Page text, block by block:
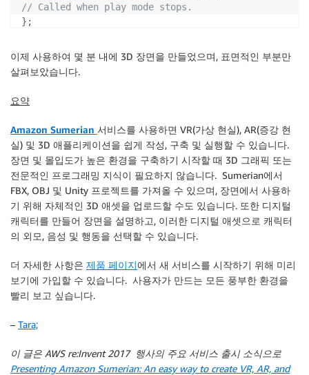
// Called when play mode stops.
} ;
이제 사용하여 몇 분 내에 3D 장면을 만들었으며, 표면적인 부분만
살펴보았습니다.
요약
Amazon Sumerian 서비스를 사용하면 VR(가상 현실), AR(증강 현
실) 및 3D 애플리케이션을 쉽게 작성, 구축 및 실행할 수 있습니다.
장면 및 몰입도가 높은 환경을 구축하기 시작할 때 3D 그래픽 또는
전문적인 프로그래밍 지식이 필요하지 않습니다. Sumerian에서
FBX, OBJ 및 Unity 프로젝트를 가져올 수 있으며, 장면에서 사용하
기 위해 자체적인 3D 애셋을 업로드할 수도 있습니다. 또한 디지털
캐릭터를 만들어 장면을 설명하고, 이러한 디지털 애셋으로 캐릭터
의 외모, 음성 및 행동을 선택할 수 있습니다.
더 자세한 사항은 제품 페이지에서 새 서비스를 시작하기 위해 미리
보기에 가입할 수 있습니다. 사용자가 만드는 모든 풍부한 환경을
빨리 보고 싶습니다.
– Tara;
이 글은 AWS re:Invent 2017 행사의 주요 서비스 출시 소식으로
Presenting Amazon Sumerian: An easy way to create VR, AR, and